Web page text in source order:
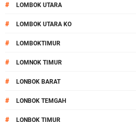
# LOMBOK UTARA
# LOMBOK UTARA KO
# LOMBOKTIMUR
# LOMNOK TIMUR
# LONBOK BARAT
# LONBOK TEMGAH
# LONBOK TIMUR